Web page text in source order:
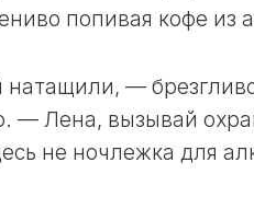
ЛУННЫЙ
26
ДЕНЬ
27
попивая кофе из
—
— Лена, вызывай
не ночлежка для